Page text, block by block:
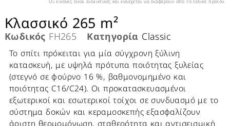
Κλασσικό 265 m²
Κωδικός FH265 Κατηγορία Classic
Το σπίτι πρόκειται για μία σύγχρονη ξύλινη
κατασκευή, με υψηλά πρότυπα ποιότητας ξυλείας
(στεγνό σε φούρνο 16 %, βαθμονομημένο και
ποιότητας C16/C24). Οι προκατασκευασμένοι
εξωτερικοί και εσωτερικοί τοίχοι σε συνδυασμό με το
σύστημα δοκών και κεραμοσκεπής εξασφαλίζουν
άριστη θερμομόνωση, σταθερότητα και αντισεισμική